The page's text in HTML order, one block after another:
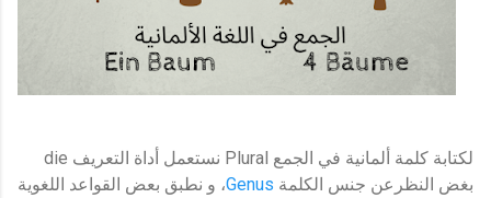
لكتابة كلمة ألمانية في الجمع Plural نستعمل أداة التعريف die
بغض النظرعن جنس الكلمة Genus، و نطبق بعض القواعد اللغوية